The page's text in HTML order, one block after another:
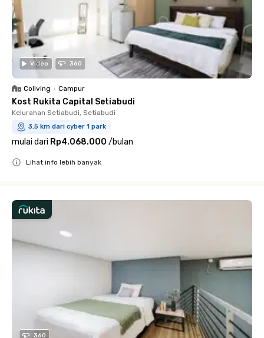
Video 360
Coliving • Campur
Kost Rukita Capital Setiabudi
Kelurahan Setiabudi, Setiabudi
3.5 km dari cyber 1 park
mulai dari Rp4.068.000 /bulan
Lihat info lebih banyak
360